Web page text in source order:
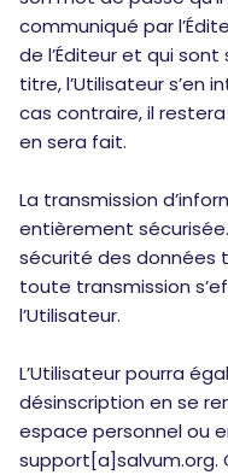
communiqué par
de l’Éditeur et qui
titre, l’Utilisateur s’en
cas contraire, il
en sera fait.
La transmission
entièrement
sécurité des données
toute transmission
l’Utilisateur.
L’Utilisateur pourra
désinscription en se
espace personnel ou
support[a]salvum.org.